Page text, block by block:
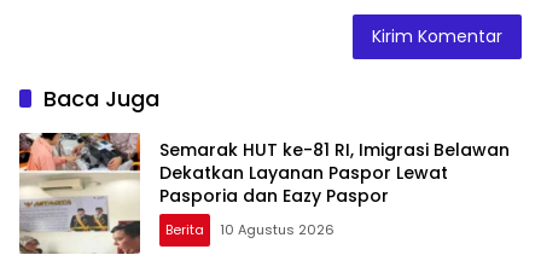
Baca Juga
Semarak HUT ke-81 RI, Imigrasi Belawan
Dekatkan Layanan Paspor Lewat
Pasporia dan Eazy Paspor
Berita 10 Agustus 2026